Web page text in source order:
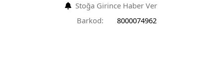
Stoğa Girince Haber Ver
Barkod:
8000074962